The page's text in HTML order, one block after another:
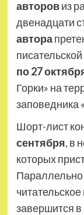
авторовиз
двенадцати
автора
по 27
Горки» на
заповедника
Шорт-лист
сентября, в
которых
Параллельно
завершится